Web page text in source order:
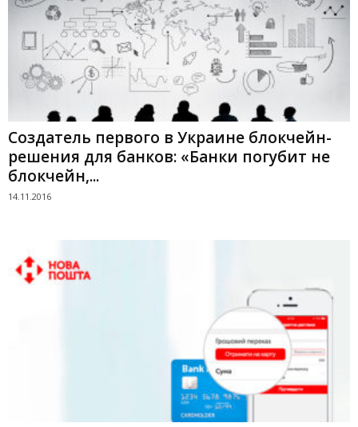
Cоздатель первого в Украине блокчейн-
решения для банков: «Банки погубит не
блокчейн,...
14.11.2016